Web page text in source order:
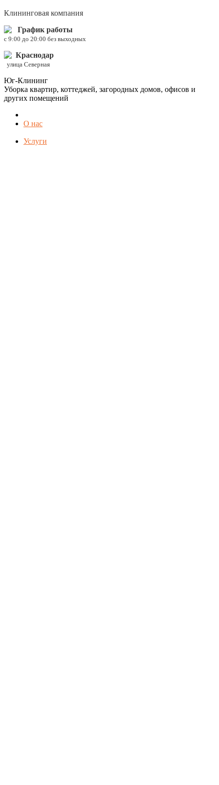
Клининговая компания
График работы
c 9:00 до 20:00 без выходных
Краснодар
улица Северная
Юг-Клининг
Уборка квартир, коттеджей, загородных домов, офисов и
других помещений
О нас
Услуги